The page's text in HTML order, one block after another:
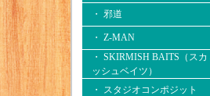
・ 邪道
・ Z-MAN
・ SKIRMISH BAITS（スカ
ッシュベイツ）
・ スタジオコンポジット